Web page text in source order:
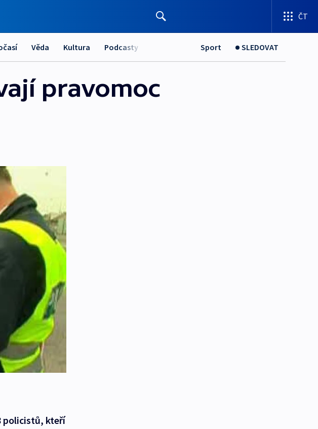
ČT
Věda Kultura Podcasty Sport SLEDOVAT
pravomoc
policistů, kteří